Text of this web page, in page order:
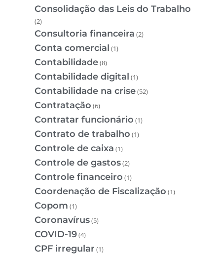
Consolidação das Leis do Trabalho
(2)
Consultoria financeira (2)
Conta comercial (1)
Contabilidade(8)
Contabilidade digital (1)
Contabilidade na crise(52)
Contratação (6)
Contratar funcionário (1)
Contrato de trabalho (1)
Controle de caixa (1)
Controle de gastos(2)
Controle financeiro (1)
Coordenação de Fiscalização (1)
Copom (1)
Coronavírus(5)
COVID-19(4)
CPF irregular (1)